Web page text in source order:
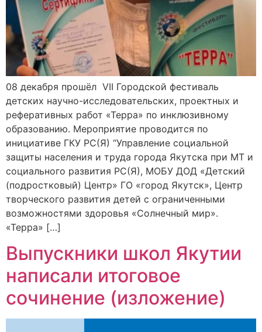
08 декабря прошёл VII Городской фестиваль
детских научно-исследовательских, проектных и
реферативных работ «Терра» по инклюзивному
образованию. Мероприятие проводится по
инициативе ГКУ РС(Я) “Управление социальной
защиты населения и труда города Якутска при МТ и
социального развития РС(Я), МОБУ ДОД «Детский
(подростковый) Центр» ГО «город Якутск», Центр
творческого развития детей с ограниченными
возможностями здоровья «Солнечный мир».
«Терра» […]
Выпускники школ Якутии
написали итоговое
сочинение (изложение)